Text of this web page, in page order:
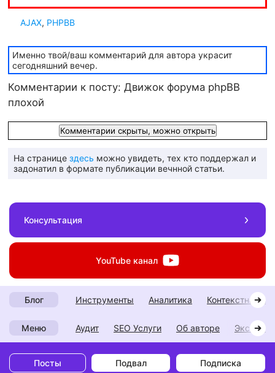
AJAX, PHPBB
Именно твой/ваш комментарий для автора украсит
сегодняшний вечер.
Комментарии к посту: Движок форума phpBB
плохой
Комментарии скрыты, можно открыть
На странице здесь можно увидеть, тех кто поддержал и
задонатил в формате публикации вечнной статьи.
Консультация
YouTube канал
Блог инструменты аналитика контекстная
Меню Аудит SEO Услуги Об авторе
Посты Подвал Подписка